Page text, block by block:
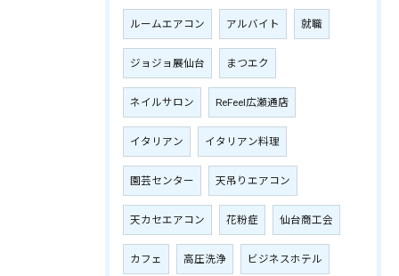
ルームエアコン アルバイト 就職
ジョジョ展仙台 まつエク
ネイルサロン ReFeel広瀬通店
イタリアン イタリアン料理
園芸センター 天吊りエアコン
天カセエアコン 花粉症 仙台商工会
カフェ 高圧洗浄 ビジネスホテル